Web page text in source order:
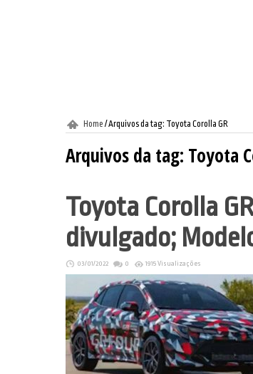
Home /Arquivos da tag: Toyota Corolla GR
Arquivos da tag: Toyota
Toyota Corolla
divulgado;
03/01/2022 0 1915 Visualizações